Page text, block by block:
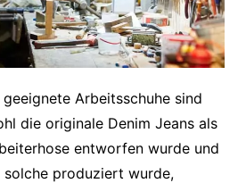
Arbeitsschuhe sind
die originale Denim Jeans als
entworfen wurde und
solche produziert wurde,